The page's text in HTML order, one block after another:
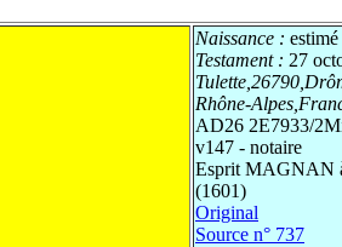
Naissance :
Testament : 27
Rhône-
AD26 2E7933/
v147 - notaire
Esprit MAGNAN
(1601)
Original
Source n° 737